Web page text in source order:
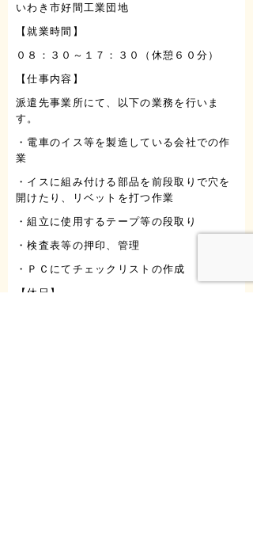
いわき市好間工業団地
【就業時間】
０８：３０～１７：３０（休憩６０分）
【仕事内容】
派遣先事業所にて、以下の業務を行いま
す。
・電車のイス等を製造している会社での作
業
・イスに組み付ける部品を前段取りで穴を
開けたり、リベットを打つ作業
・組立に使用するテープ等の段取り
・検査表等の押印、管理
・ＰＣにてチェックリストの作成
【休日】